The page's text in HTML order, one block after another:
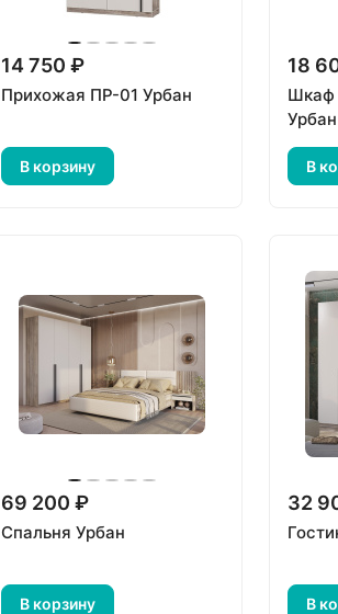
14 750 ₽
Прихожая ПР-01 Урбан
В корзину
18
Шкаф
Урбан
В
69 200 ₽
Спальня Урбан
В корзину
32
В